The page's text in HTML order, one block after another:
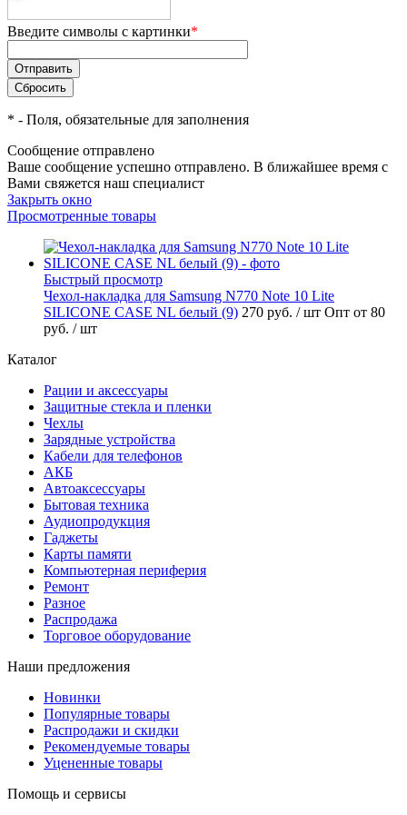
Введите символы с картинки*
* - Поля, обязательные для заполнения
Сообщение отправлено
Ваше сообщение успешно отправлено. В ближайшее время с
Вами свяжется наш специалист
Закрыть окно
Просмотренные товары
Быстрый просмотр
Чехол-накладка для Samsung N770 Note 10 Lite
SILICONE CASE NL белый (9) 270 руб. / шт Опт от 80
руб. / шт
Каталог
Рации и аксессуары
Защитные стекла и пленки
Чехлы
Зарядные устройства
Кабели для телефонов
АКБ
Автоаксессуары
Бытовая техника
Аудиопродукция
Гаджеты
Карты памяти
Компьютерная периферия
Ремонт
Разное
Распродажа
Торговое оборудование
Наши предложения
Новинки
Популярные товары
Распродажи и скидки
Рекомендуемые товары
Уцененные товары
Помощь и сервисы